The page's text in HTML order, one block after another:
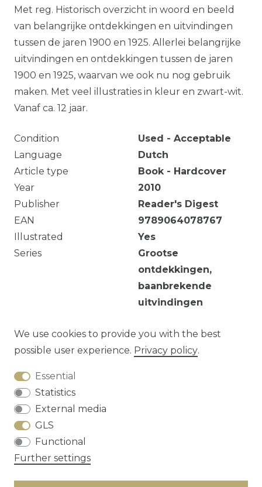
Met reg. Historisch overzicht in woord en beeld
van belangrijke ontdekkingen en uitvindingen
tussen de jaren 1900 en 1925. Allerlei belangrijke
uitvindingen en ontdekkingen tussen de jaren
1900 en 1925, waarvan we ook nu nog gebruik
maken. Met veel illustraties in kleur en zwart-wit.
Vanaf ca. 12 jaar.
Condition
Used - Acceptable
Language
Dutch
Article type
Book - Hardcover
Year
2010
Publisher
Reader's Digest
EAN
9789064078767
Illustrated
Yes
Series
Grootse
ontdekkingen,
baanbrekende
uitvindingen
160 p. : ill. ; 30 cm.
Question about this article?
Cancellation rights
We use cookies to provide you with the best
possible user experience. Privacy policy.
Essential
Statistics
External media
GLS
Functional
Further settings